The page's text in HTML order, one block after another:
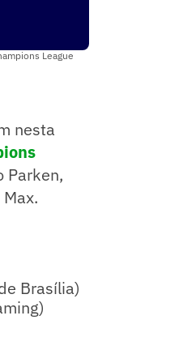
League
nesta
Parken,
Brasília)